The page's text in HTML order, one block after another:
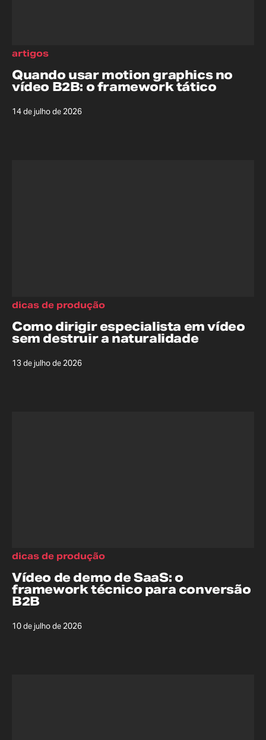
Quando usar motion graphics no
vídeo B2B: o framework tático
14 de julho de 2026
artigos
Como dirigir especialista em vídeo
sem destruir a naturalidade
13 de julho de 2026
dicas de produção
Vídeo de demo de SaaS: o
framework técnico para conversão
B2B
10 de julho de 2026
dicas de produção